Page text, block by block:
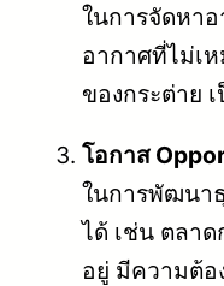
ในการจัดหา
อากาศที่ไม่เ
ของกระต่าย
โอกาส
ในการพัฒนา
ได้ เช่น ตลา
อยู่ มีความต้อ